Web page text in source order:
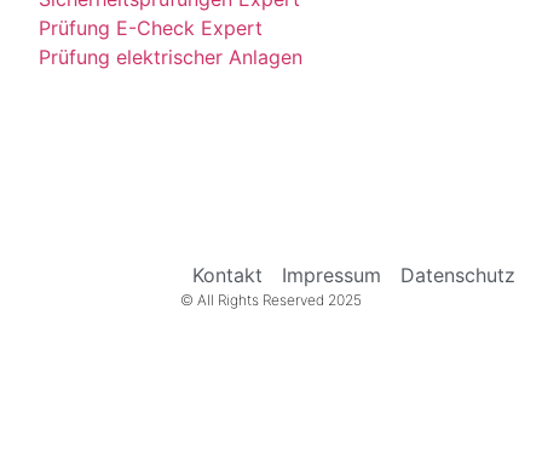
Prüfung E-Check Expert
Prüfung elektrischer Anlagen
Kontakt Impressum Datenschutz
© All Rights Reserved 2025